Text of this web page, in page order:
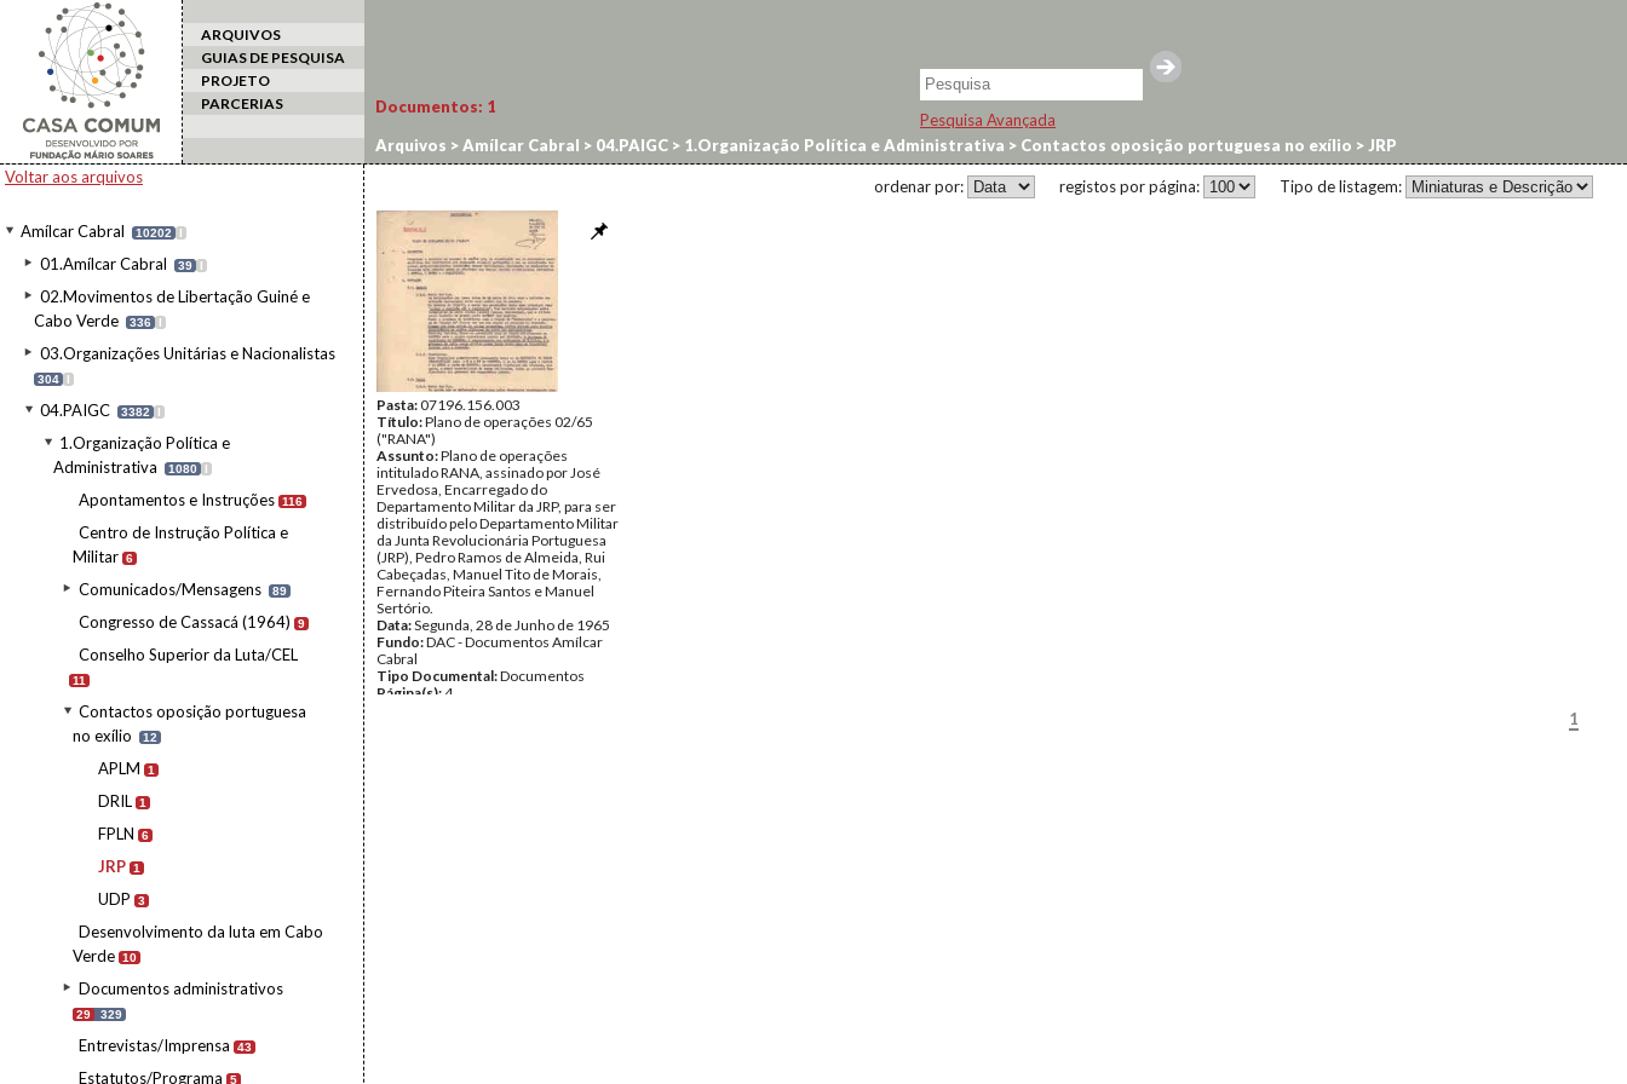
ARQUIVOS
GUIAS DE PESQUISA
PROJETO
PARCERIAS
Pesquisa Avançada
Voltar aos arquivos
Amílcar Cabral 10202 I
01.Amílcar Cabral 39 I
02.Movimentos de Libertação Guiné e
Cabo Verde
336 I
03.Organizações Unitárias e Nacionalistas
304 I
04.PAIGC 3382 I
1.Organização Política e
Administrativa
1080 I
Apontamentos e Instruções 116
Centro de Instrução Política e
Militar 6
Comunicados/Mensagens 89
Congresso de Cassacá (1964) 9
Conselho Superior da Luta/CEL
11
Contactos oposição portuguesa
no exílio
12
APLM 1
DRIL 1
FPLN 6
JRP 1
UDP 3
Desenvolvimento da luta em Cabo
Verde 10
Documentos administrativos
29 329
Entrevistas/Imprensa 43
Estatutos/Programa 5
Documentos: 1
Arquivos >Amílcar Cabral > 04.PAIGC > 1.Organização Política e Administrativa > Contactos oposição portuguesa no exílio > JRP
Tipo de listagem:
registos por página:
ordenar por:
Pasta:07196.156.003
Título:Plano de operações 02/65
("RANA")
Assunto:Plano de operações
intitulado RANA, assinado por José
Ervedosa, Encarregado do
Departamento Militar da JRP, para ser
distribuído pelo Departamento Militar
da Junta Revolucionária Portuguesa
(JRP), Pedro Ramos de Almeida, Rui
Cabeçadas, Manuel Tito de Morais,
Fernando Piteira Santos e Manuel
Sertório.
Data:Segunda, 28 de Junho de 1965
Fundo:DAC - Documentos Amílcar
Cabral
Tipo Documental:Documentos
Página(s): 4
1